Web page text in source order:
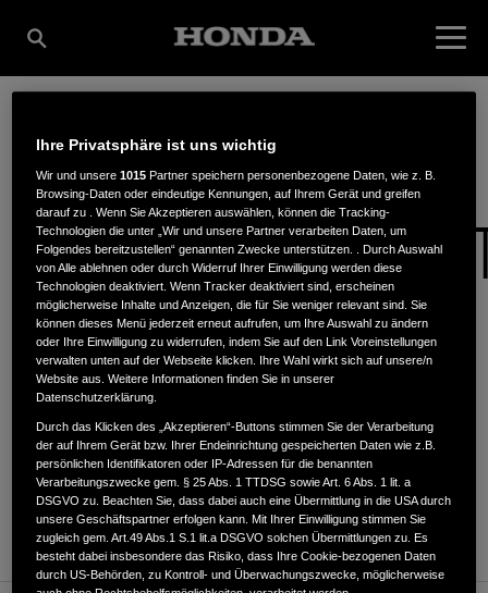
LST MIET- UND
GMBH & CO. KG
Moormannskamp 5,
ANFAHRTSBESCHREIBUNG ANFORDERN
Ihre Privatsphäre ist uns wichtig
Wir und unsere1015 Partner speichern personenbezogene Daten, wie z. B.
Browsing-Daten oder eindeutige Kennungen, auf Ihrem Gerät und greifen
darauf zu . Wenn Sie Akzeptieren auswählen, können die Tracking-
Technologien die unter „Wir und unsere Partner verarbeiten Daten, um
Folgendes bereitzustellen“ genannten Zwecke unterstützen. . Durch Auswahl
von Alle ablehnen oder durch Widerruf Ihrer Einwilligung werden diese
Technologien deaktiviert. Wenn Tracker deaktiviert sind, erscheinen
möglicherweise Inhalte und Anzeigen, die für Sie weniger relevant sind. Sie
können dieses Menü jederzeit erneut aufrufen, um Ihre Auswahl zu ändern
oder Ihre Einwilligung zu widerrufen, indem Sie auf den Link Voreinstellungen
verwalten unten auf der Webseite klicken. Ihre Wahl wirkt sich auf unsere/n
Website aus. Weitere Informationen finden Sie in unserer
Datenschutzerklärung.
Durch das Klicken des „Akzeptieren“-Buttons stimmen Sie der Verarbeitung
der auf Ihrem Gerät bzw. Ihrer Endeinrichtung gespeicherten Daten wie z.B.
persönlichen Identifikatoren oder IP-Adressen für die benannten
Verarbeitungszwecke gem. § 25 Abs. 1 TTDSG sowie Art. 6 Abs. 1 lit. a
DSGVO zu. Beachten Sie, dass dabei auch eine Übermittlung in die USA durch
unsere Geschäftspartner erfolgen kann. Mit Ihrer Einwilligung stimmen Sie
zugleich gem. Art.49 Abs.1 S.1 lit.a DSGVO solchen Übermittlungen zu. Es
besteht dabei insbesondere das Risiko, dass Ihre Cookie-bezogenen Daten
durch US-Behörden, zu Kontroll- und Überwachungszwecke, möglicherweise